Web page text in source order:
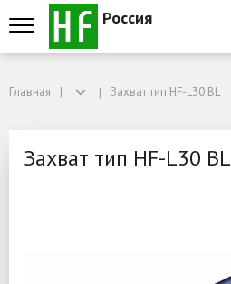
Россия
Захват тип HF-L30 BL
Главная Захват тип HF-L30 BL
Захват тип HF-L30 BL